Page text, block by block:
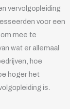
vervolgopleiding
voor een
mee te
wat er allemaal
hoe
hoger het
is.